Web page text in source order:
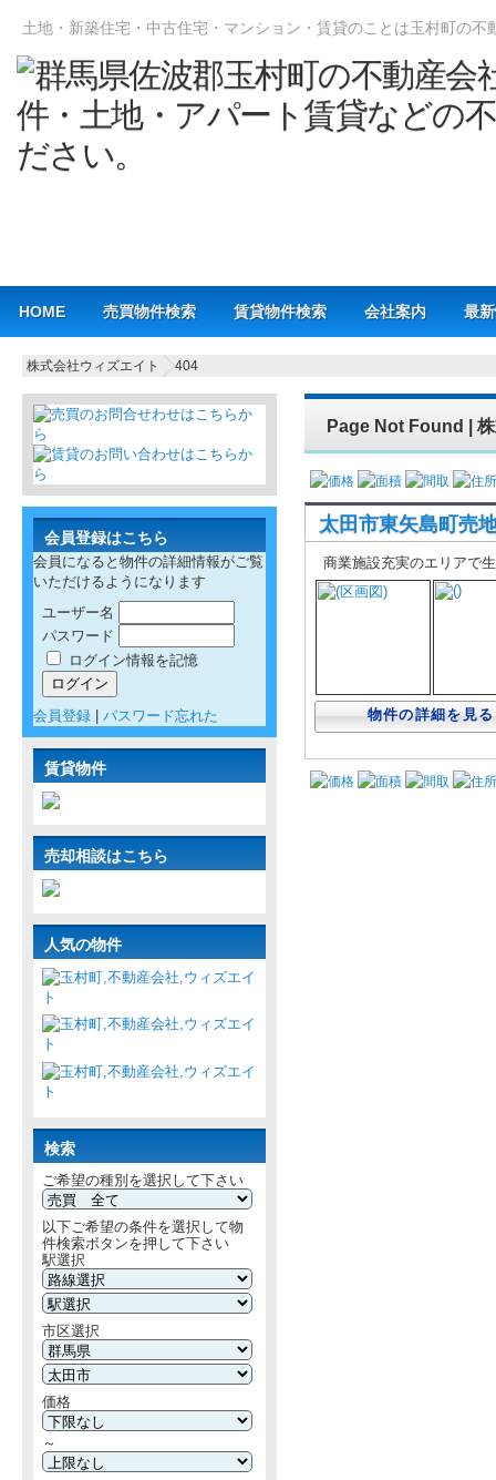
土地・新築住宅・中古住宅・マンション・賃貸のことは玉村町の
HOME 売買物件検索 賃貸物件検索 会社案内 最
株式会社ウィズエイト 404
Page Not Found |
価格 面積 間取 住所
太田市東矢島町売
商業施設充実のエリアで
物件の詳細を見る
価格 面積 間取 住所
会員登録はこちら
会員になると物件の詳細情報がご覧
いただけるようになります
ユーザー名
パスワード
ログイン情報を記憶
会員登録 | パスワード忘れた
賃貸物件
売却相談はこちら
人気の物件
検索
ご希望の種別を選択して下さい
以下ご希望の条件を選択して物
件検索ボタンを押して下さい
駅選択
市区選択
価格
～